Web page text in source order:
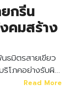
กรีน
คมสร้าง
ธมิตรสายเขียว
โภคอย่างรับผิ…
Read More